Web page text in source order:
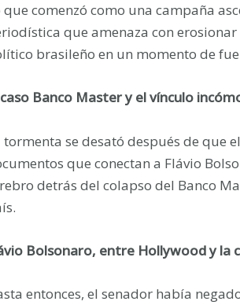
que comenzó como una campaña
que amenaza con
brasileño en un momento de
caso Banco Master y el vínculo
tormenta se desató después de que
que conectan a Flávio
detrás del colapso del Banco
Bolsonaro, entre Hollywood y la
entonces, el senador había